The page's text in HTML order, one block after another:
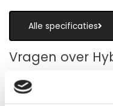
Alle specificaties
Vragen over